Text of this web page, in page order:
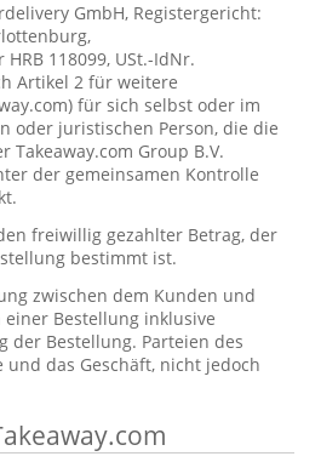
GmbH, Registergericht:
118099, USt.-IdNr.
Artikel 2 für weitere
für sich selbst oder im
oder juristischen Person, die die
Takeaway.com Group B.V.
der gemeinsamen Kontrolle
freiwillig gezahlter Betrag, der
bestimmt ist.
zwischen dem Kunden und
Bestellung inklusive
der Bestellung. Parteien des
das Geschäft, nicht jedoch